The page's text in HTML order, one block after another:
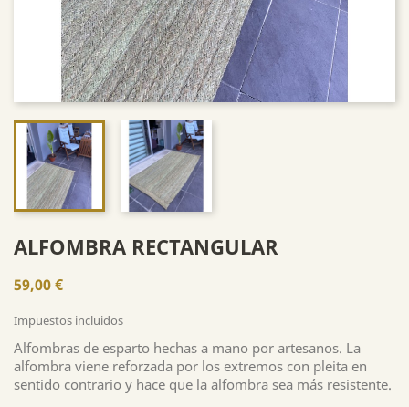
ALFOMBRA RECTANGULAR
59,00 €
Impuestos incluidos
Alfombras de esparto hechas a mano por artesanos. La
alfombra viene reforzada por los extremos con pleita en
sentido contrario y hace que la alfombra sea más resistente.